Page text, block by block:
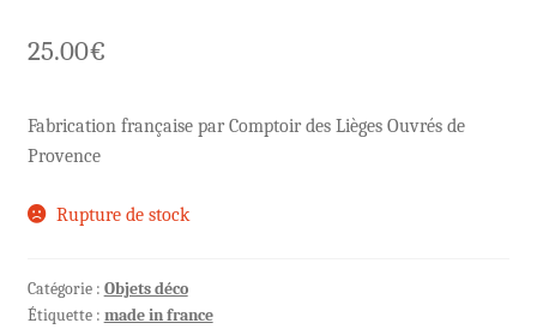
25.00€
Fabrication française par Comptoir des Lièges Ouvrés de
Provence
Rupture de stock
Catégorie : Objets déco
Étiquette : made in france